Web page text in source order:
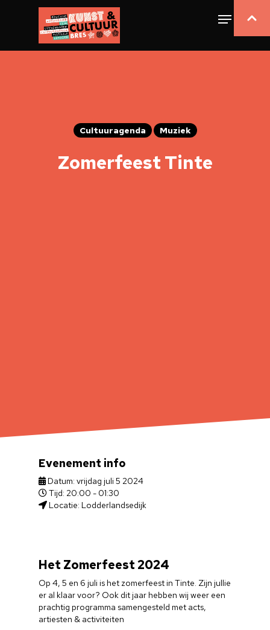
Cultuuragenda Muziek
Zomerfeest Tinte
Het Zomerfeest 2024
Op 4, 5 en 6 juli is het zomerfeest in Tinte. Zijn jullie
er al klaar voor? Ook dit jaar hebben wij weer een
prachtig programma samengesteld met acts,
artiesten & activiteiten​
Evenement info
Datum: vrijdag juli 5 2024
Tijd: 20:00 - 01:30
Locatie: Lodderlandsedijk